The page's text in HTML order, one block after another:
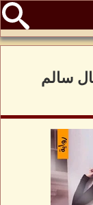
سالم